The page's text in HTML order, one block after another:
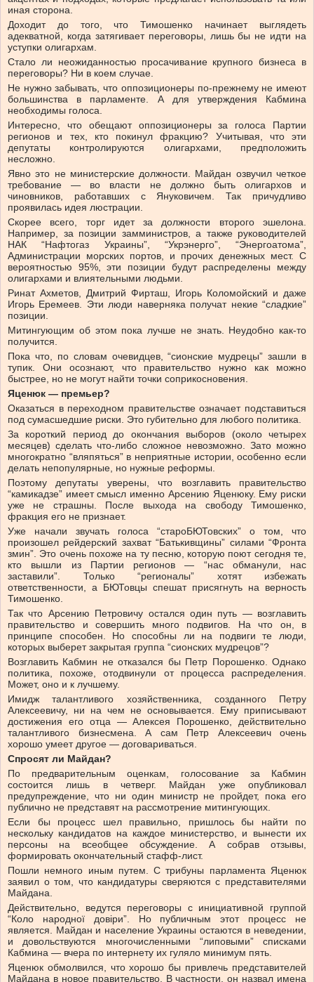
иная сторона.
Доходит до того, что Тимошенко начинает выглядеть
адекватной, когда затягивает переговоры, лишь бы не идти на
уступки олигархам.
Стало ли неожиданностью просачивание крупного бизнеса в
переговоры? Ни в коем случае.
Не нужно забывать, что оппозиционеры по-прежнему не имеют
большинства в парламенте. А для утверждения Кабмина
необходимы голоса.
Интересно, что обещают оппозиционеры за голоса Партии
регионов и тех, кто покинул фракцию? Учитывая, что эти
депутаты контролируются олигархами, предположить
несложно.
Явно это не министерские должности. Майдан озвучил четкое
требование — во власти не должно быть олигархов и
чиновников, работавших с Януковичем. Так причудливо
проявилась идея люстрации.
Скорее всего, торг идет за должности второго эшелона.
Например, за позиции замминистров, а также руководителей
НАК “Нафтогаз Украины”, “Укрэнерго”, “Энергоатома”,
Администрации морских портов, и прочих денежных мест. С
вероятностью 95%, эти позиции будут распределены между
олигархами и влиятельными людьми.
Ринат Ахметов, Дмитрий Фирташ, Игорь Коломойский и даже
Игорь Еремеев. Эти люди наверняка получат некие “сладкие”
позиции.
Митингующим об этом пока лучше не знать. Неудобно как-то
получится.
Пока что, по словам очевидцев, “сионские мудрецы” зашли в
тупик. Они осознают, что правительство нужно как можно
быстрее, но не могут найти точки соприкосновения.
Яценюк — премьер?
Оказаться в переходном правительстве означает подставиться
под сумасшедшие риски. Это губительно для любого политика.
За короткий период до окончания выборов (около четырех
месяцев) сделать что-либо сложное невозможно. Зато можно
многократно “вляпяться” в неприятные истории, особенно если
делать непопулярные, но нужные реформы.
Поэтому депутаты уверены, что возглавить правительство
“камикадзе” имеет смысл именно Арсению Яценюку. Ему риски
уже не страшны. После выхода на свободу Тимошенко,
фракция его не признает.
Уже начали звучать голоса “староБЮТовских” о том, что
произошел рейдерский захват “Батькивщины” силами “Фронта
змин”. Это очень похоже на ту песню, которую поют сегодня те,
кто вышли из Партии регионов — “нас обманули, нас
заставили”. Только “регионалы” хотят избежать
ответственности, а БЮТовцы спешат присягнуть на верность
Тимошенко.
Так что Арсению Петровичу остался один путь — возглавить
правительство и совершить много подвигов. На что он, в
принципе способен. Но способны ли на подвиги те люди,
которых выберет закрытая группа “сионских мудрецов”?
Возглавить Кабмин не отказался бы Петр Порошенко. Однако
политика, похоже, отодвинули от процесса распределения.
Может, оно и к лучшему.
Имидж талантливого хозяйственника, созданного Петру
Алексеевичу, ни на чем не основывается. Ему приписывают
достижения его отца — Алексея Порошенко, действительно
талантливого бизнесмена. А сам Петр Алексеевич очень
хорошо умеет другое — договариваться.
Спросят ли Майдан?
По предварительным оценкам, голосование за Кабмин
состоится лишь в четверг. Майдан уже опубликовал
предупреждение, что ни один министр не пройдет, пока его
публично не представят на рассмотрение митингующих.
Если бы процесс шел правильно, пришлось бы найти по
нескольку кандидатов на каждое министерство, и вынести их
персоны на всеобщее обсуждение. А собрав отзывы,
формировать окончательный стафф-лист.
Пошли немного иным путем. С трибуны парламента Яценюк
заявил о том, что кандидатуры сверяются с представителями
Майдана.
Действительно, ведутся переговоры с инициативной группой
“Коло народної довіри”. Но публичным этот процесс не
является. Майдан и население Украины остаются в неведении,
и довольствуются многочисленными “липовыми” списками
Кабмина — вчера по интернету их гуляло минимум пять.
Яценюк обмолвился, что хорошо бы привлечь представителей
Майдана в новое правительство. В частности, он назвал имена